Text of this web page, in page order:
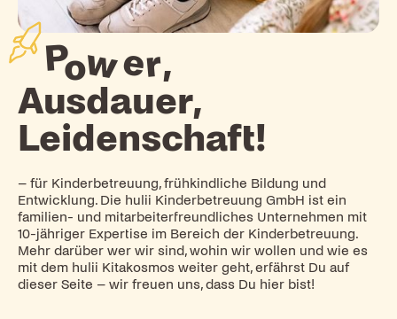
Power,
Ausdauer,
Leidenschaft!
– für Kinderbetreuung, frühkindliche Bildung und
Entwicklung. Die hulii Kinderbetreuung GmbH ist ein
familien- und mitarbeiterfreundliches Unternehmen mit
10-jähriger Expertise im Bereich der Kinderbetreuung.
Mehr darüber wer wir sind, wohin wir wollen und wie es
mit dem hulii Kitakosmos weiter geht, erfährst Du auf
dieser Seite – wir freuen uns, dass Du hier bist!